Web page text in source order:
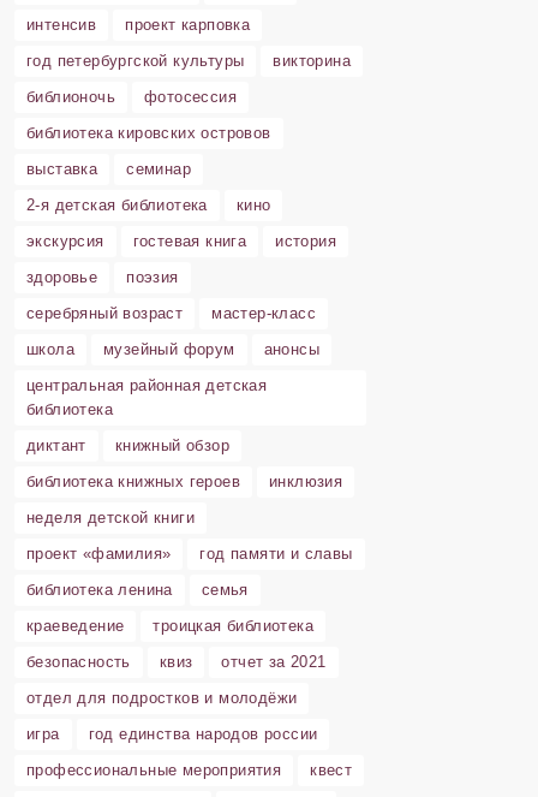
интенсив
проект карповка
год петербургской культуры
викторина
библионочь
фотосессия
библиотека кировских островов
выставка
семинар
2-я детская библиотека
кино
экскурсия
гостевая книга
история
здоровье
поэзия
серебряный возраст
мастер-класс
школа
музейный форум
анонсы
центральная районная детская
библиотека
диктант
книжный обзор
библиотека книжных героев
инклюзия
неделя детской книги
проект «фамилия»
год памяти и славы
библиотека ленина
семья
краеведение
троицкая библиотека
безопасность
квиз
отчет за 2021
отдел для подростков и молодёжи
игра
год единства народов россии
профессиональные мероприятия
квест